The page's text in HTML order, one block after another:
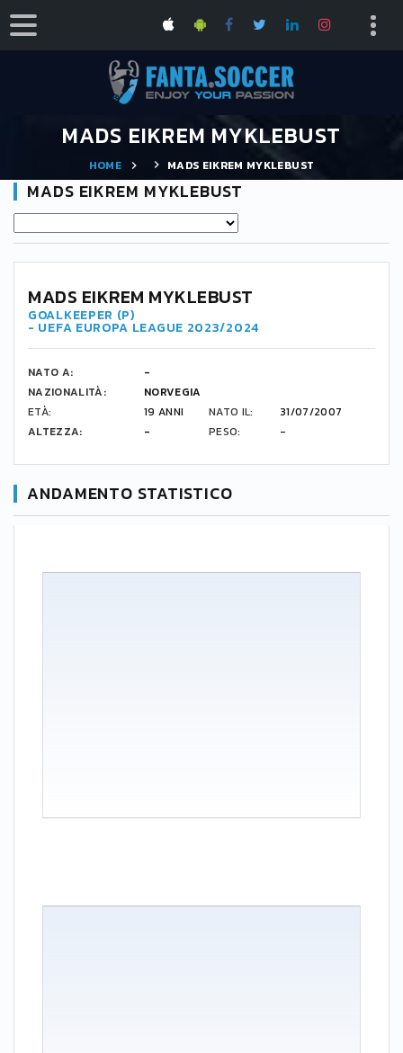
MADS EIKREM MYKLEBUST
HOME MADS EIKREM MYKLEBUST
MADS EIKREM MYKLEBUST
-
MADS EIKREM MYKLEBUST
GOALKEEPER (P)
- UEFA EUROPA LEAGUE 2023/2024
NATO A:
-
NAZIONALITÀ:
NORVEGIA
ETÀ:
19 ANNI NATO IL:
31/07/2007
ALTEZZA:
- PESO: -
ANDAMENTO STATISTICO